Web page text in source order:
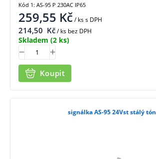
259,55 Kč/ kss DPH
214,50 Kč/ ks bez DPH
Skladem (2 ks)
Koupit
Kód 1: AS-95 P 230AC IP65
signálka AS-95 24Vst stálý tón